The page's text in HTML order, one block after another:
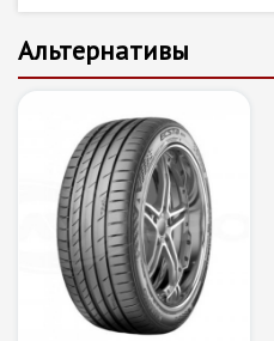
Альтернативы